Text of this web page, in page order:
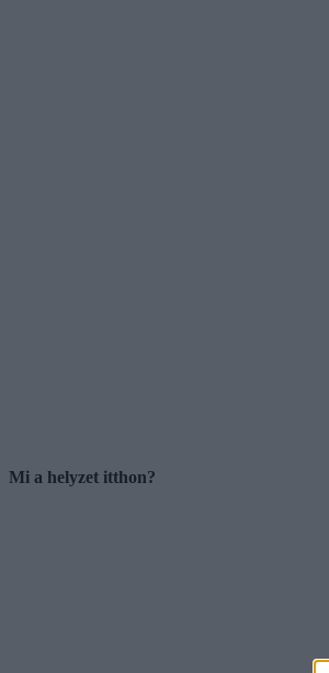
Mi a helyzet itthon?